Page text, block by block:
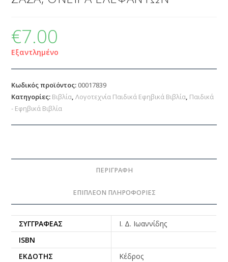
€7.00
Εξαντλημένο
Κωδικός προϊόντος: 00017839
Κατηγορίες: Βιβλία,Λογοτεχνία Παιδικά Εφηβικά Βιβλία, Παιδικά
- Εφηβικά Βιβλία
ΠΕΡΙΓΡΑΦΉ
ΕΠΙΠΛΈΟΝ ΠΛΗΡΟΦΟΡΊΕΣ
ΣΥΓΓΡΑΦΈΑΣ
Ι. Δ. Ιωαννίδης
ISBN
ΕΚΔΌΤΗΣ
Κέδρος